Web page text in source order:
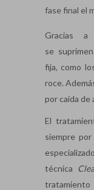
fase final el
Gracias
se
fija, como
roce.
por caída de
El
siempre
técnica